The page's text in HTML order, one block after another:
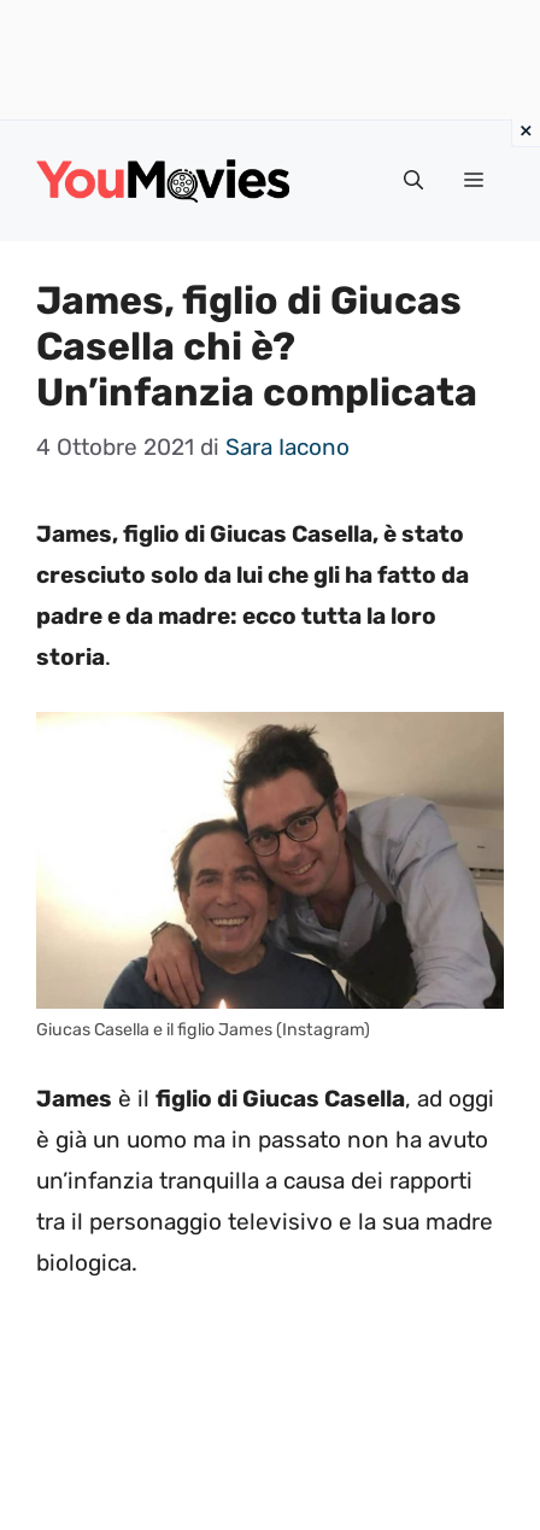
Menu
James, figlio di Giucas
Casella chi è?
Un’infanzia complicata
4 Ottobre 2021 di Sara Iacono
James, figlio di Giucas Casella, è stato
cresciuto solo da lui che gli ha fatto da
padre e da madre: ecco tutta la loro
storia.
Giucas Casella e il figlio James (Instagram)
James è il figlio di Giucas Casella, ad oggi
è già un uomo ma in passato non ha avuto
un’infanzia tranquilla a causa dei rapporti
tra il personaggio televisivo e la sua madre
biologica.